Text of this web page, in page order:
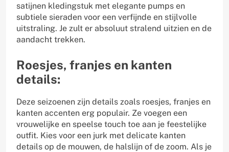
satijnen kledingstuk met elegante pumps en
subtiele sieraden voor een verfijnde en stijlvolle
uitstraling. Je zult er absoluut stralend uitzien en de
aandacht trekken.
Roesjes, franjes en kanten
details:
Deze seizoenen zijn details zoals roesjes, franjes en
kanten accenten erg populair. Ze voegen een
vrouwelijke en speelse touch toe aan je feestelijke
outfit. Kies voor een jurk met delicate kanten
details op de mouwen, de halslijn of de zoom. Als je